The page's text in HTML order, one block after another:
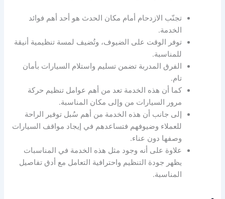
تجنّب الازدحام أمام مكان الحدث هو أحد أهم فوائد
الخدمة.
توفر الوقت على الضيوف، وتُضيف لمسة تنظيمية أنيقة
للمناسبة.
الفرق المدربة تضمن تسليم واستلام السيارات بأمان
تام.
كما أن هذه الخدمة تعد من أهم عوامل تنظيم حركة
مرور السيارات من وإلى مكان المناسبة.
إلى جانب أن هذه الخدمة من أهم سُبل توفير الراحة
للعملاء وضيوفهم فتساعدهم في إيجاد مواقف السيارات
وصفها دون عناء.
علاوة على أنه وجود مثل هذه الخدمة في المناسبات
يظهر جودة التنظيم واحترافية التعامل مع أدق تفاصيل
المناسبة.